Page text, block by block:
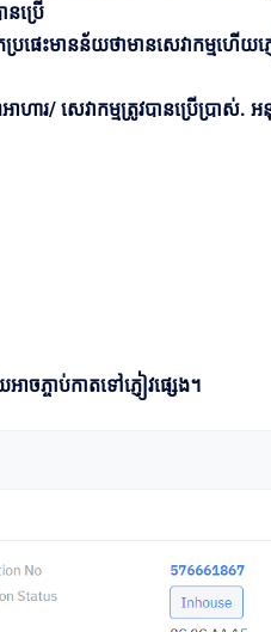
នប្រើ
រផេះមានន័យថាមានសេវាកម្មហើយ
ារ/ សេវាកម្មត្រូវបានប្រើប្រាស់.
ភ្ចាប់កាតទៅភ្ញៀវផ្សេង។